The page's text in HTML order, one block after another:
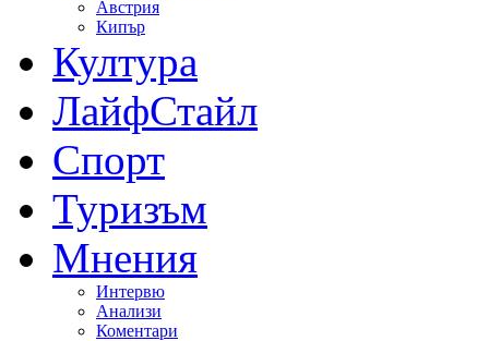
Австрия
Кипър
Култура
ЛайфСтайл
Спорт
Туризъм
Мнения
Интервю
Анализи
Коментари